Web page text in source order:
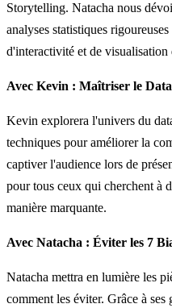
Storytelling. Natacha nous
analyses statistiques
d'interactivité et de visualisation
Avec Kevin : Maîtriser le
Kevin explorera l'univers du
techniques pour améliorer la
captiver l'audience lors de
pour tous ceux qui cherchent à
manière marquante.
Avec Natacha : Éviter les 7
Natacha mettra en lumière les
comment les éviter. Grâce à ses